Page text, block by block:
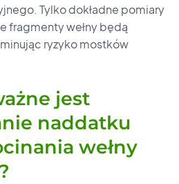
Tylko dokładne pomiary
fragmenty wełny będą
ryzyko mostków
jest
naddatku
wełny